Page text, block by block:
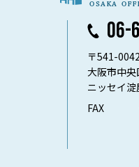
06-
〒541-0042
大阪市中
ニッセイ
FAX